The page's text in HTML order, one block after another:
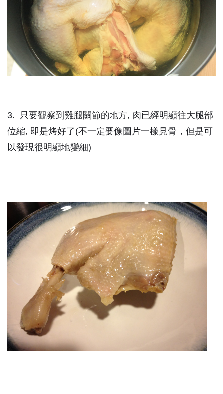
3. 只要觀察到雞腿關節的地方, 肉已經明顯往大腿部
位縮, 即是烤好了(不一定要像圖片一樣見骨，但是可
以發現很明顯地變細)